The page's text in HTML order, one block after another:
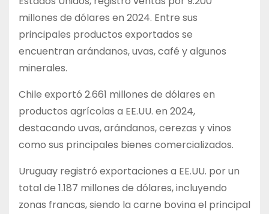
millones de dólares en 2024. Entre sus
principales productos exportados se
encuentran arándanos, uvas, café y algunos
minerales.
Chile exportó 2.661 millones de dólares en
productos agrícolas a EE.UU. en 2024,
destacando uvas, arándanos, cerezas y vinos
como sus principales bienes comercializados.
Uruguay registró exportaciones a EE.UU. por un
total de 1.187 millones de dólares, incluyendo
zonas francas, siendo la carne bovina el principal